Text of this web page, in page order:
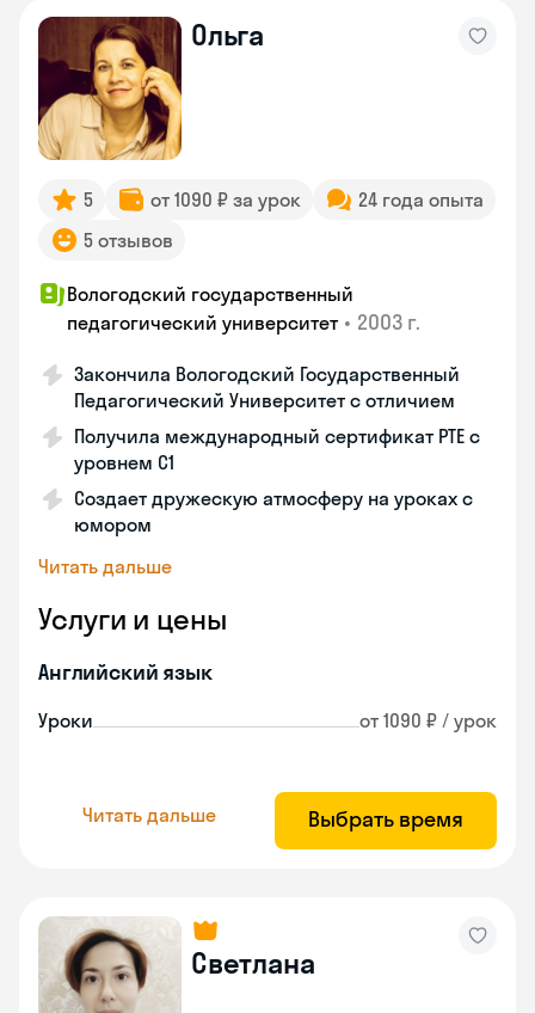
Ольга
5 от 1090 ₽ за урок
24 года опыта
5 отзывов
Вологодский государственный
педагогический университет • 2003 г.
Закончила Вологодский Государственный
Педагогический Университет с отличием
Получила международный сертификат PTE с
уровнем C1
Создает дружескую атмосферу на уроках с
юмором
Читать дальше
Услуги и цены
Английский язык
Уроки от 1090 ₽ / урок
Читать дальше Выбрать время
Светлана